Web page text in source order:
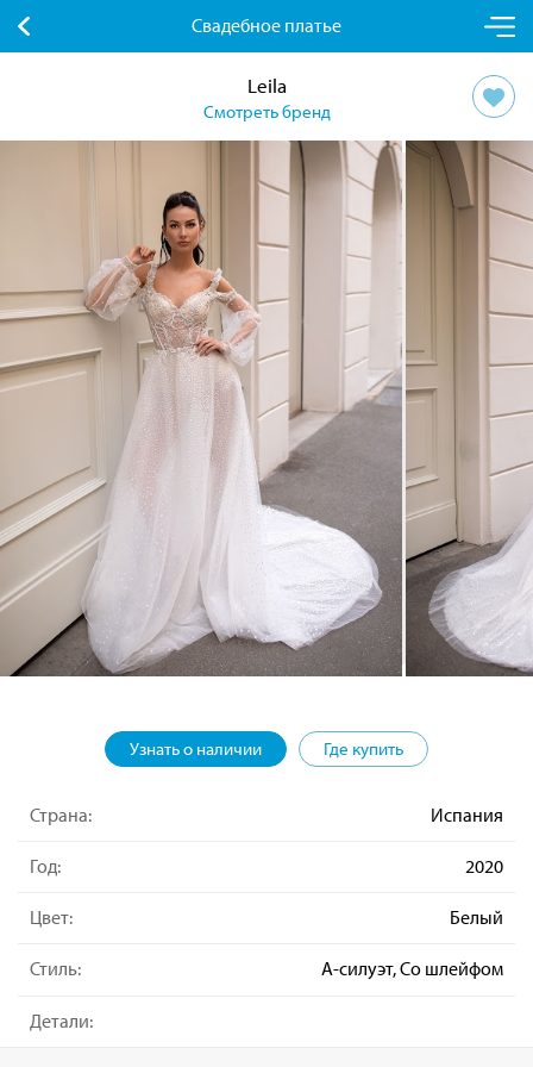
Свадебное платье
Leila
Смотреть бренд
Узнать о наличии Где купить
Страна: Испания
Год: 2020
Цвет: Белый
Стиль: А-силуэт, Со шлейфом
Детали: